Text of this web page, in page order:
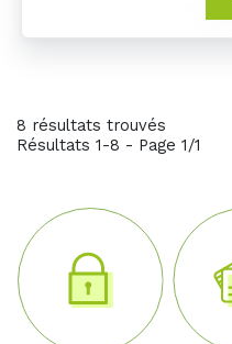
8 résultats trouvés
Résultats 1-8 - Page 1/1